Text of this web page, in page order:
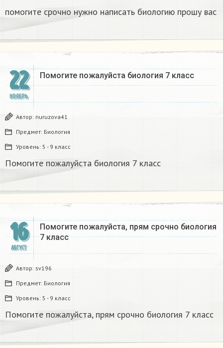
помогите срочно нужно написать биологию прошу вас
22
НОЯБРЬ
Помогите пожалуйста биология 7 класс
Автор: nuruzova41
Предмет: Биология
Уровень: 5 - 9 класс
Помогите пожалуйста биология 7 класс
16
АВГУСТ
Помогите пожалуйста, прям срочно биология
7 класс
Автор: sv196
Предмет: Биология
Уровень: 5 - 9 класс
Помогите пожалуйста, прям срочно биология 7 класс